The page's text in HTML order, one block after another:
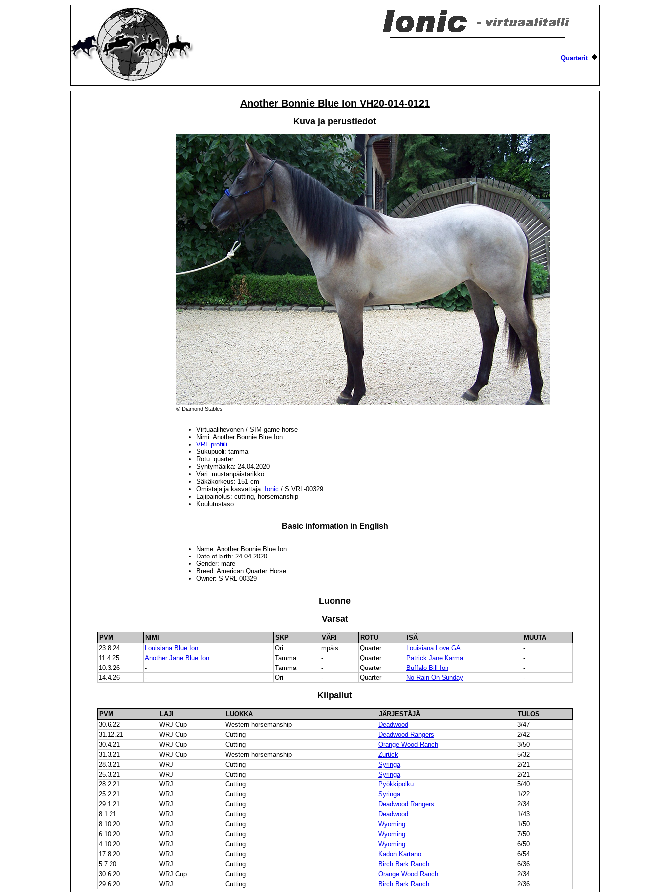
Quarterit
Another Bonnie Blue Ion VH20-014-0121
Kuva ja perustiedot
© Diamond Stables
Virtuaalihevonen / SIM-game horse
Nimi: Another Bonnie Blue Ion
VRL-profiili
Sukupuoli: tamma
Rotu: quarter
Syntymäaika: 24.04.2020
Väri: mustanpäistärikkö
Säkäkorkeus: 151 cm
Omistaja ja kasvattaja: Ionic / S VRL-00329
Lajipainotus: cutting, horsemanship
Koulutustaso:
Basic information in English
Name: Another Bonnie Blue Ion
Date of birth: 24.04.2020
Gender: mare
Breed: American Quarter Horse
Owner: S VRL-00329
Luonne
Varsat
PVM NIMI SKP VÄRI ROTU ISÄ
MUUTA
23.8.24
Louisiana Blue Ion Ori mpäis Quarter Louisiana Love GA
-
11.4.25
Another Jane Blue Ion Tamma - Quarter Patrick Jane Karma
-
10.3.26
- Tamma - Quarter Buffalo Bill Ion
-
14.4.26
- Ori - Quarter No Rain On Sunday -
Kilpailut
PVM LAJI LUOKKA JÄRJESTÄJÄ
TULOS
30.6.22
WRJ Cup Western horsemanship Deadwood
3/47
31.12.21
WRJ Cup Cutting Deadwood Rangers
2/42
30.4.21
WRJ Cup Cutting Orange Wood Ranch
3/50
31.3.21
WRJ Cup Western horsemanship Zurück
5/32
28.3.21
WRJ Cutting Syringa
2/21
25.3.21
WRJ Cutting Syringa
2/21
28.2.21
WRJ Cutting Pyökkipolku
5/40
25.2.21
WRJ Cutting Syringa
1/22
29.1.21
WRJ Cutting Deadwood Rangers
2/34
8.1.21
WRJ Cutting Deadwood
1/43
8.10.20
WRJ Cutting Wyoming
1/50
6.10.20
WRJ Cutting Wyoming
7/50
4.10.20
WRJ Cutting Wyoming
6/50
17.8.20
WRJ Cutting Kadon Kartano
6/54
5.7.20
WRJ Cutting Birch Bark Ranch
6/36
30.6.20
WRJ Cup Cutting Orange Wood Ranch
2/34
29.6.20
WRJ Cutting Birch Bark Ranch 2/36